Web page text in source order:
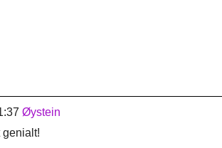
Øystein
genialt!